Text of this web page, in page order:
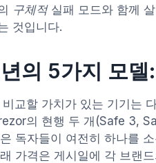
구체적실패 모드와 함께
것입니다.
의 5가지 모델
교할 가치가 있는 기기는
의 현행 두 개(Safe 3,
독자들이 여전히 하나를
가격은 게시일에 각 브랜